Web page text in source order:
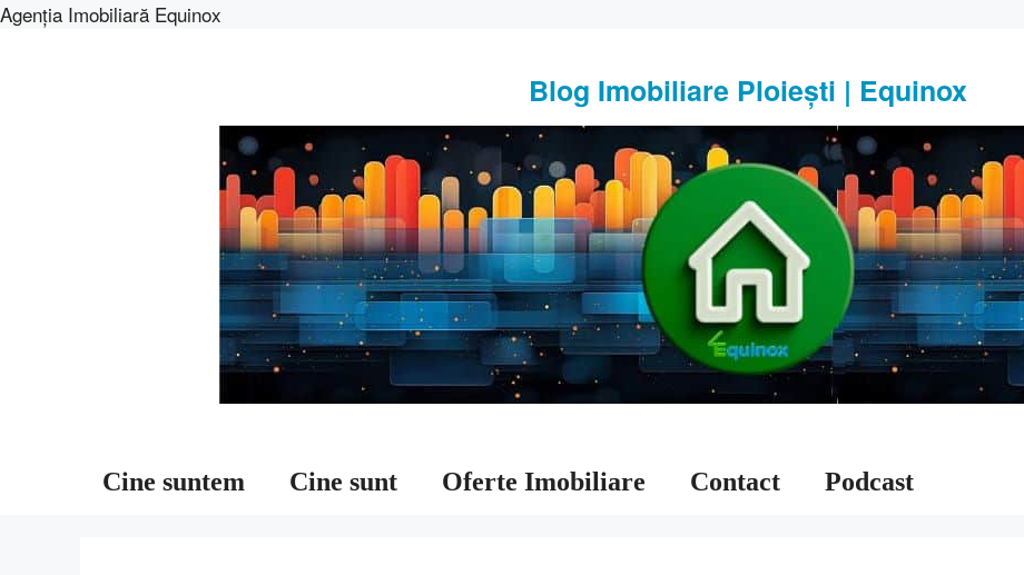
Agenția Imobiliară Equinox
Blog Imobiliare Ploiești | Equinox
Cine suntem Cine sunt Oferte Imobiliare Contact Podcast